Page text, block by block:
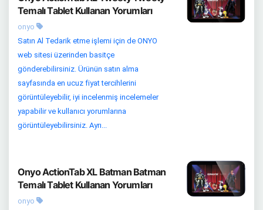
Temalı Tablet Kullanan Yorumları
onyo
Satın Al Tedarik etme işlemi için de ONYO
web sitesi üzerinden basitçe
gönderebilirsiniz. Ürünün satın alma
sayfasında en ucuz fiyat tercihlerini
görüntüleyebilir, iyi incelenmiş incelemeler
yapabilir ve kullanıcı yorumlarına
görüntüleyebilirsiniz. Ayrı...
Onyo ActionTab XL Batman Batman
Temalı Tablet Kullanan Yorumları
onyo